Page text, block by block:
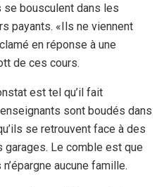
se bousculent dans les
payants. «Ils ne viennent
en réponse à une
de ces cours.
est tel qu’il fait
sont boudés dans
se retrouvent face à des
Le comble est que
aucune famille.